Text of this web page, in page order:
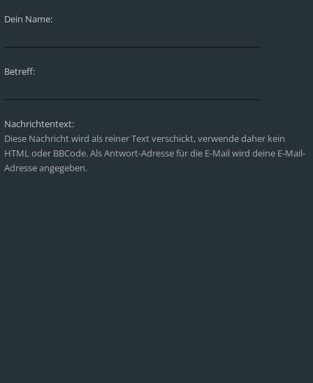
Dein Name:
Betreff:
Nachrichtentext:
Diese Nachricht wird als reiner Text verschickt, verwende daher kein
HTML oder BBCode. Als Antwort-Adresse für die E-Mail wird deine E-Mail-
Adresse angegeben.